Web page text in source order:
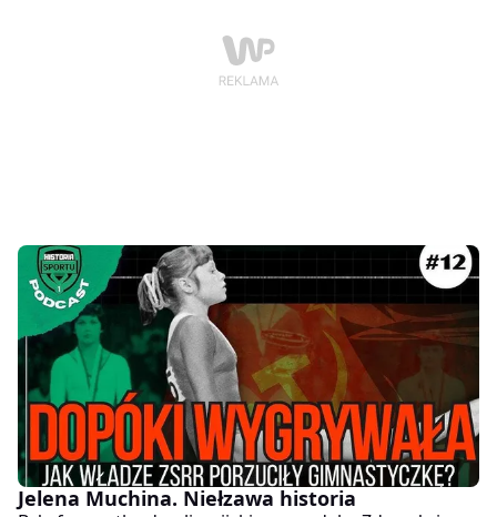
Jelena Muchina. Niełzawa historia